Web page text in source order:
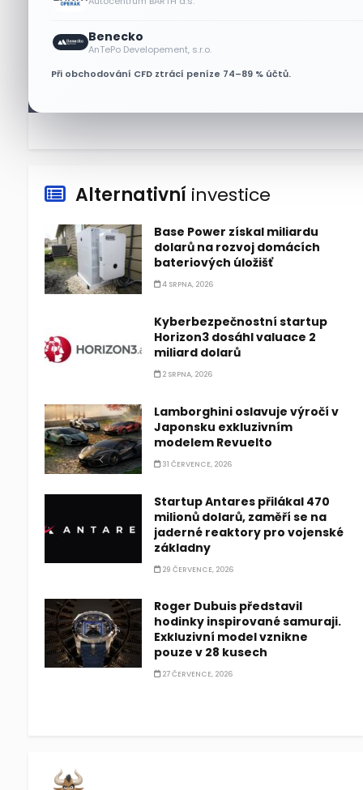
Benecko
AnTePo Developement, s.r.o.
Při obchodování CFD ztrácí peníze 74–89 % účtů.
Micron posílil o 7,6 % a zvýšil
podíl na trhu DRAM
Alternativní investice
Base Power získal miliardu
dolarů na rozvoj domácích
bateriových úložišť
4 SRPNA, 2026
Kyberbezpečnostní startup
Horizon3 dosáhl valuace 2
miliard dolarů
2 SRPNA, 2026
Lamborghini oslavuje výročí v
Japonsku exkluzivním
modelem Revuelto
31 ČERVENCE, 2026
Startup Antares přilákal 470
milionů dolarů, zaměří se na
jaderné reaktory pro vojenské
základny
29 ČERVENCE, 2026
Roger Dubuis představil
hodinky inspirované samuraji.
Exkluzivní model vznikne
pouze v 28 kusech
27 ČERVENCE, 2026